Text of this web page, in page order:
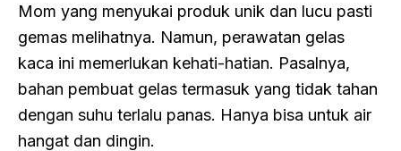
Mom yang menyukai produk unik dan lucu pasti
gemas melihatnya. Namun, perawatan gelas
kaca ini memerlukan kehati-hatian. Pasalnya,
bahan pembuat gelas termasuk yang tidak tahan
dengan suhu terlalu panas. Hanya bisa untuk air
hangat dan dingin.